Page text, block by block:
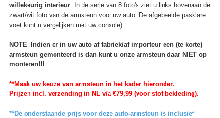
willekeurig interieur. In de serie van 8 foto's ziet u links bovenaan de
zwart/wit foto van de armsteun voor uw auto. De afgebeelde pasklare
voet kunt u vergelijken met uw console).
NOTE: Indien er in uw auto af fabriek/af importeur een (te korte)
armsteun gemonteerd is dan kunt u onze armsteun daar NIET op
monteren!!!
**Maak uw keuze van armsteun in het kader hieronder.
Prijzen incl. verzending in NL v/a €79,99 (voor stof bekleding).
**De onderstaande prijs voor deze auto-armsteun is inclusief